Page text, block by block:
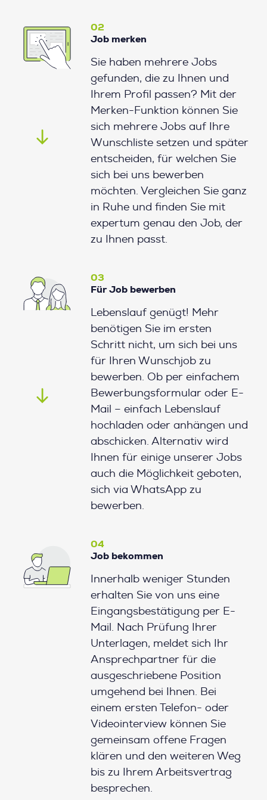
02
Job merken
Sie haben mehrere Jobs
gefunden, die zu Ihnen und
Ihrem Profil passen? Mit der
Merken-Funktion können Sie
sich mehrere Jobs auf Ihre
Wunschliste setzen und später
entscheiden, für welchen Sie
sich bei uns bewerben
möchten. Vergleichen Sie ganz
in Ruhe und finden Sie mit
expertum genau den Job, der
zu Ihnen passt.
03
Für Job bewerben
Lebenslauf genügt! Mehr
benötigen Sie im ersten
Schritt nicht, um sich bei uns
für Ihren Wunschjob zu
bewerben. Ob per einfachem
Bewerbungsformular oder E-
Mail – einfach Lebenslauf
hochladen oder anhängen und
abschicken. Alternativ wird
Ihnen für einige unserer Jobs
auch die Möglichkeit geboten,
sich via WhatsApp zu
bewerben.
04
Job bekommen
Innerhalb weniger Stunden
erhalten Sie von uns eine
Eingangsbestätigung per E-
Mail. Nach Prüfung Ihrer
Unterlagen, meldet sich Ihr
Ansprechpartner für die
ausgeschriebene Position
umgehend bei Ihnen. Bei
einem ersten Telefon- oder
Videointerview können Sie
gemeinsam offene Fragen
klären und den weiteren Weg
bis zu Ihrem Arbeitsvertrag
besprechen.